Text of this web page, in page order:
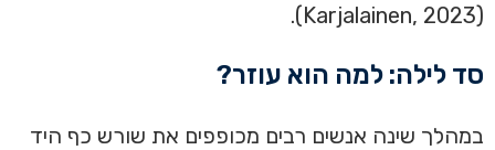
(Karjalainen, 2023).
סד לילה: למה הוא עוזר?
במהלך שינה אנשים רבים מכופפים את שורש כף היד